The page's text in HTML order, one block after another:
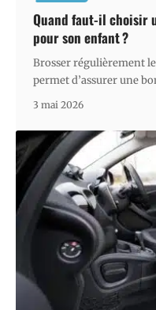
Quand faut-il choisir
pour son enfant ?
Brosser régulièrement
permet d’assurer une
3 mai 2026